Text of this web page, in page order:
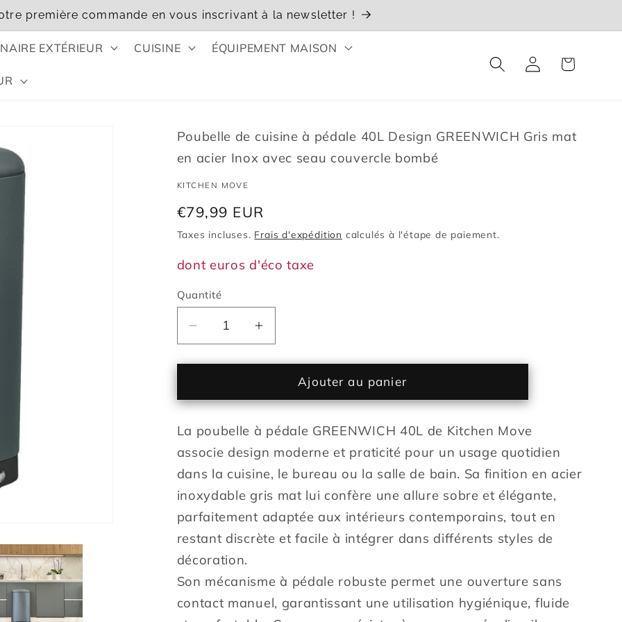
première commande en vous inscrivant à la newsletter !
EXTÉRIEUR CUISINE ÉQUIPEMENT MAISON
ConnexionPanier
Poubelle de cuisine à pédale 40L Design GREENWICH Gris mat
en acier Inox avec seau couvercle bombé
KITCHEN MOVE
Prix
habituel
€79,99 EUR
Taxes incluses. Frais d'expédition calculés à l'étape de paiement.
dont euros d'éco taxe
Quantité
Réduire
la
quantité
Poubelle
cuisine
à
pédale
40L
Design
GREENWICH
Gris
mat
en
acier
Inox
avec
Augmenter
la
quantité
Poubelle
cuisine
à
pédale
40L
Design
GREENWICH
Gris
mat
acier
Inox
avec
Ajouter au panier
La poubelle à pédale GREENWICH 40L de Kitchen Move
associe design moderne et praticité pour un usage quotidien
dans la cuisine, le bureau ou la salle de bain. Sa finition en acier
inoxydable gris mat lui confère une allure sobre et élégante,
parfaitement adaptée aux intérieurs contemporains, tout en
restant discrète et facile à intégrer dans différents styles de
décoration.
Son mécanisme à pédale robuste permet une ouverture sans
contact manuel, garantissant une utilisation hygiénique, fluide